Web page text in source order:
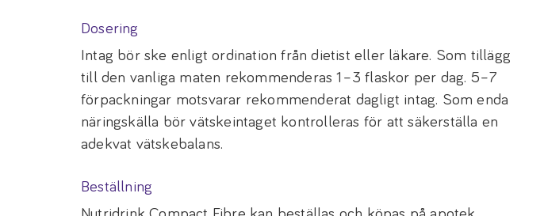
Dosering
Intag bör ske enligt ordination från dietist eller läkare. Som tillägg
till den vanliga maten rekommenderas 1–3 flaskor per dag. 5–7
förpackningar motsvarar rekommenderat dagligt intag. Som enda
näringskälla bör vätskeintaget kontrolleras för att säkerställa en
adekvat vätskebalans.
Beställning